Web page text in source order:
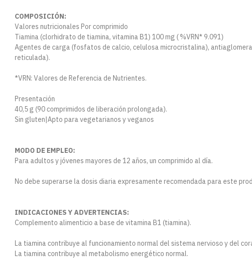
COMPOSICIÓN:
Valores nutricionales Por comprimido
Tiamina (clorhidrato de tiamina, vitamina B1) 100 mg ( %VRN* 9.091)
Agentes de carga (fosfatos de calcio, celulosa microcristalina),
reticulada).
*VRN: Valores de Referencia de Nutrientes.
Presentación
40,5 g (90 comprimidos de liberación prolongada).
Sin gluten|Apto para vegetarianos y veganos
MODO DE EMPLEO:
Para adultos y jóvenes mayores de 12 años, un comprimido al día.
No debe superarse la dosis diaria expresamente recomendada para este
INDICACIONES Y ADVERTENCIAS:
Complemento alimenticio a base de vitamina B1 (tiamina).
La tiamina contribuye al funcionamiento normal del sistema nervioso y del
La tiamina contribuye al metabolismo energético normal.